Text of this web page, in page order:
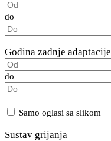
do
Godina zadnje adaptacije
do
Samo oglasi sa slikom
Sustav grijanja